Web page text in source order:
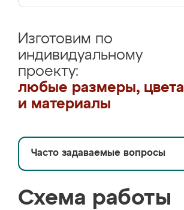
Изготовим по
индивидуальному
проекту:
любые размеры, цвета
и материалы
Часто задаваемые вопросы
Схема работы